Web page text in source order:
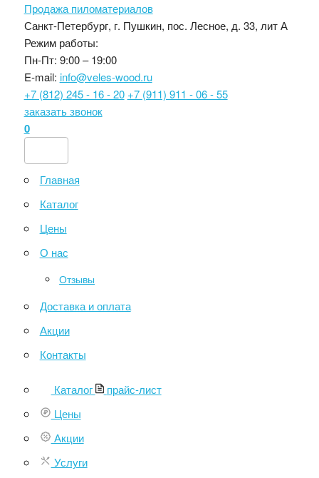
Продажа пиломатериалов
Санкт-Петербург, г. Пушкин, пос. Лесное, д. 33, лит А
Режим работы:
Пн-Пт: 9:00 – 19:00
E-mail: info@veles-wood.ru
+7 (812) 245 - 16 - 20 +7 (911) 911 - 06 - 55
заказать звонок
0
Главная
Каталог
Цены
О нас
Отзывы
Доставка и оплата
Акции
Контакты
Каталог
прайс-лист
Цены
Акции
Услуги